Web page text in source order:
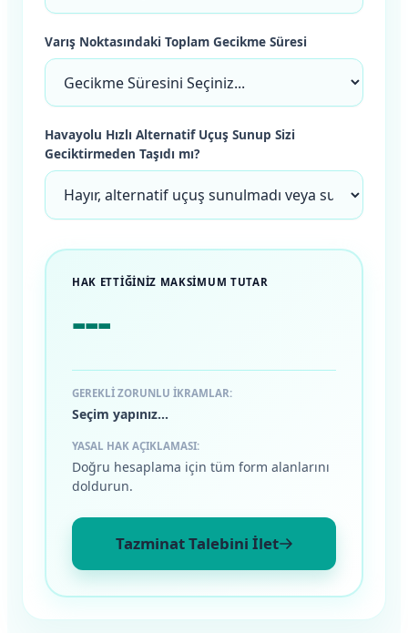
Varış Noktasındaki Toplam Gecikme Süresi
Havayolu Hızlı Alternatif Uçuş Sunup Sizi
Geciktirmeden Taşıdı mı?
HAK ETTİĞİNİZ MAKSİMUM TUTAR
---
GEREKLI ZORUNLU İKRAMLAR:
Seçim yapınız...
YASAL HAK AÇIKLAMASI:
Doğru hesaplama için tüm form alanlarını
doldurun.
Tazminat Talebini İlet